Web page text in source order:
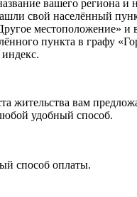
вашего региона и
свой населённый
местоположение» и
пункта в графу
жительства вам
удобный способ.
способ оплаты.